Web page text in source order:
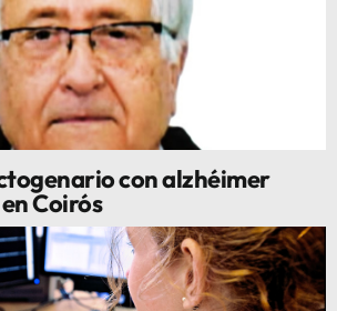
con alzhéimer
Coirós